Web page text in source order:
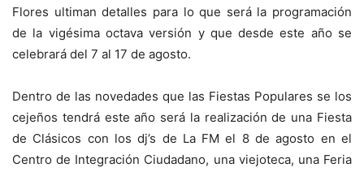
Flores ultiman detalles para lo que será la programación
de la vigésima octava versión y que desde este año se
celebrará del 7 al 17 de agosto.
Dentro de las novedades que las Fiestas Populares se los
cejeños tendrá este año será la realización de una Fiesta
de Clásicos con los dj’s de La FM el 8 de agosto en el
Centro de Integración Ciudadano, una viejoteca, una Feria